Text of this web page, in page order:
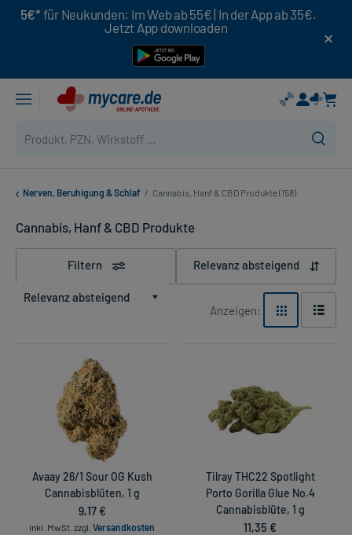
5€* für Neukunden: Im Web ab 55€ | In der App ab 35€.
Jetzt App downloaden
Nerven, Beruhigung & Schlaf / Cannabis, Hanf & CBD Produkte (158)
Cannabis, Hanf & CBD Produkte
Filtern Relevanz absteigend
Relevanz absteigend
Anzeigen:
Avaay 26/1 Sour OG Kush
Cannabisblüten, 1 g
9,17 €
inkl. MwSt. zzgl. Versandkosten
Tilray THC22 Spotlight
Porto Gorilla Glue No.4
Cannabisblüte, 1 g
11,35 €